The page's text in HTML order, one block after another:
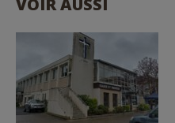
VOIR AUSSI